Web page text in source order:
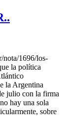
1696/los-
la política
la Argentina
julio con la firma
hay una sola
sobre